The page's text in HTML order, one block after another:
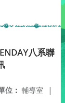
八系聯
位： 輔導室 |